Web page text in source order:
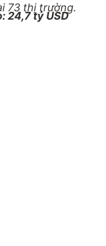
73 thị trường.
24,7 tỷ USD